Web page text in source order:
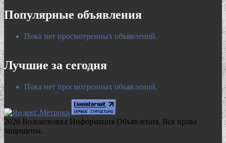
Популярные объявления
Пока нет просмотренных объявлений.
Лучшие за сегодня
Пока нет просмотренных объявлений.
2026 Волоконовка Информация Объявления. Все права
защищены.